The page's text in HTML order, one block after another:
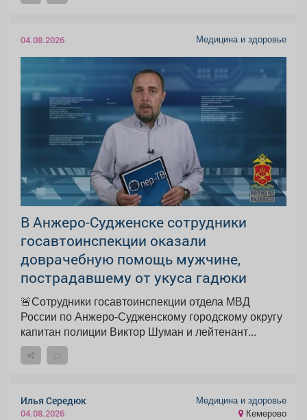
04.08.2026 Медицина и здоровье
В Анжеро-Судженске сотрудники
госавтоинспекции оказали
доврачебную помощь мужчине,
пострадавшему от укуса гадюки
🚨Сотрудники госавтоинспекции отдела МВД
России по Анжеро-Судженскому городскому округу
капитан полиции Виктор Шуман и лейтенант...
Илья Середюк
04.08.2026
Медицина и здоровье
Кемерово